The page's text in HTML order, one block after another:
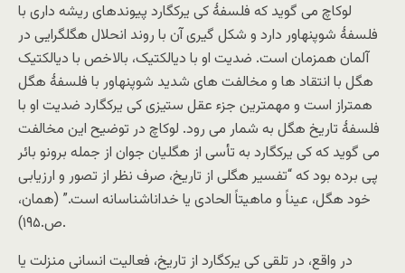
لوکاچ می گوید که فلسفۀ کی یرکگارد پیوندهای ریشه داری با
فلسفۀ شوپنهاور دارد و شکل گیری آن با روند انحلال هگلگرایی در
آلمان همزمان است. ضدیت او با دیالکتیک، بالاخص با دیالکتیک
هگل با انتقاد ها و مخالفت های شدید شوپنهاور با فلسفۀ هگل
همتراز است و مهمترین جزء عقل ستیزی کی یرکگارد ضدیت او با
فلسفۀ تاریخ هگل به شمار می رود. لوکاچ در توضیح این مخالفت
می گوید که کی یرکگارد به تأسی از هگلیان جوان از جمله برونو بائر
پی برده بود که “تفسیر هگلی از تاریخ، صرف نظر از تصور و ارزیابی
خود هگل، عیناً و ماهیتاً الحادی یا خداناشناسانه است.” (همان،
ص.۱۹۵).
در واقع، در تلقی کی یرکگارد از تاریخ، فعالیت انسانی منزلت یا